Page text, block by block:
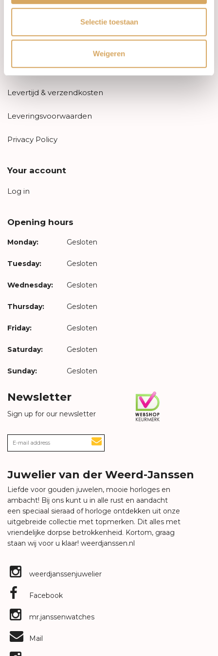
Selectie toestaan
Weigeren
Algemene voorwaarden
Levertijd & verzendkosten
Leveringsvoorwaarden
Privacy Policy
Your account
Log in
Opening hours
Monday: Gesloten
Tuesday: Gesloten
Wednesday: Gesloten
Thursday: Gesloten
Friday: Gesloten
Saturday: Gesloten
Sunday: Gesloten
Newsletter
Sign up for our newsletter
Juwelier van der Weerd-Janssen
Liefde voor gouden juwelen, mooie horloges en
ambacht! Bij ons kunt u in alle rust en aandacht
een speciaal sieraad of horloge ontdekken uit onze
uitgebreide collectie met topmerken. Dit alles met
vriendelijke dorpse betrokkenheid. Kortom, graag
staan wij voor u klaar! weerdjanssen.nl
weerdjanssenjuwelier
Facebook
mr.janssenwatches
Mail